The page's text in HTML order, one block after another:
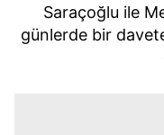
Saraçoğlu ile
günlerde bir